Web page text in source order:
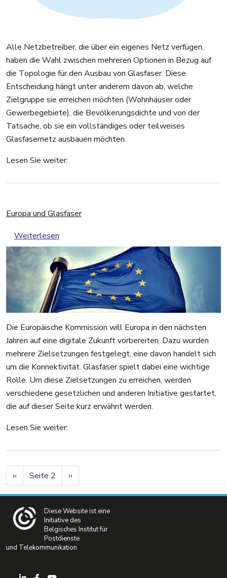
Alle Netzbetreiber, die über ein eigenes Netz verfügen,
haben die Wahl zwischen mehreren Optionen in Bezug auf
die Topologie für den Ausbau von Glasfaser. Diese
Entscheidung hängt unter anderem davon ab, welche
Zielgruppe sie erreichen möchten (Wohnhäuser oder
Gewerbegebiete), die Bevölkerungsdichte und von der
Tatsache, ob sie ein vollständiges oder teilweises
Glasfasernetz ausbauen möchten.
Lesen Sie weiter:
Europa und Glasfaser
Weiterlesen
Die Europäische Kommission will Europa in den nächsten
Jahren auf eine digitale Zukunft vorbereiten. Dazu wurden
mehrere Zielsetzungen festgelegt, eine davon handelt sich
um die Konnektivität. Glasfaser spielt dabei eine wichtige
Rolle. Um diese Zielsetzungen zu erreichen, werden
verschiedene gesetzlichen und anderen Initiative gestartet,
die auf dieser Seite kurz erwähnt werden.
Lesen Sie weiter:
Seitennummerierung
Vorherige Seite
‹‹ Seite 2 Nächste Seite
››
Diese Website ist eine
Initiative des
Belgisches Institut für
Postdienste
und Telekommunikation